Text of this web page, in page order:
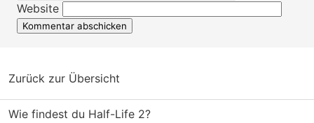
Website
Zurück zur Übersicht
Wie findest du Half-Life 2?